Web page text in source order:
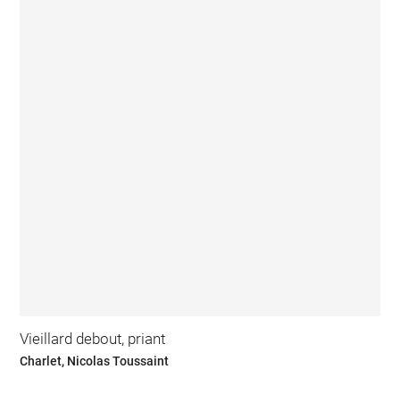
Vieillard debout, priant
Charlet, Nicolas Toussaint